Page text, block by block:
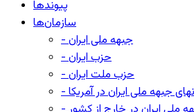
پیوندها
سازمان‌ها
- جبهه ملی ایران
- حزب ایران
- حزب ملت ایران
جبهه ملی ایران در آمریکا